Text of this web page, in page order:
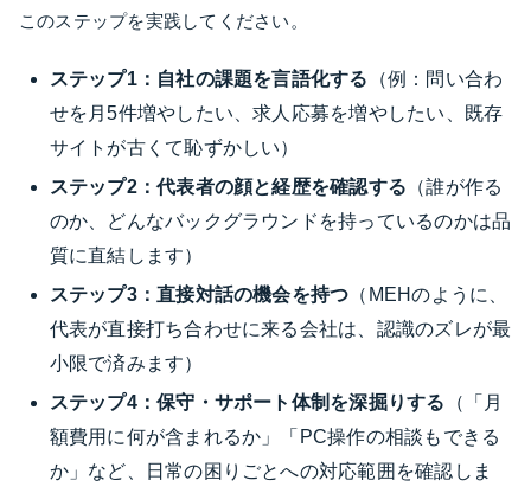
このステップを実践してください。
ステップ1：自社の課題を言語化する （例：問い合わ
せを月5件増やしたい、求人応募を増やしたい、既存
サイトが古くて恥ずかしい）
ステップ2：代表者の顔と経歴を確認する （誰が作る
のか、どんなバックグラウンドを持っているのかは品
質に直結します）
ステップ3：直接対話の機会を持つ （MEHのように、
代表が直接打ち合わせに来る会社は、認識のズレが最
小限で済みます）
ステップ4：保守・サポート体制を深掘りする （「月
額費用に何が含まれるか」「PC操作の相談もできる
か」など、日常の困りごとへの対応範囲を確認しま